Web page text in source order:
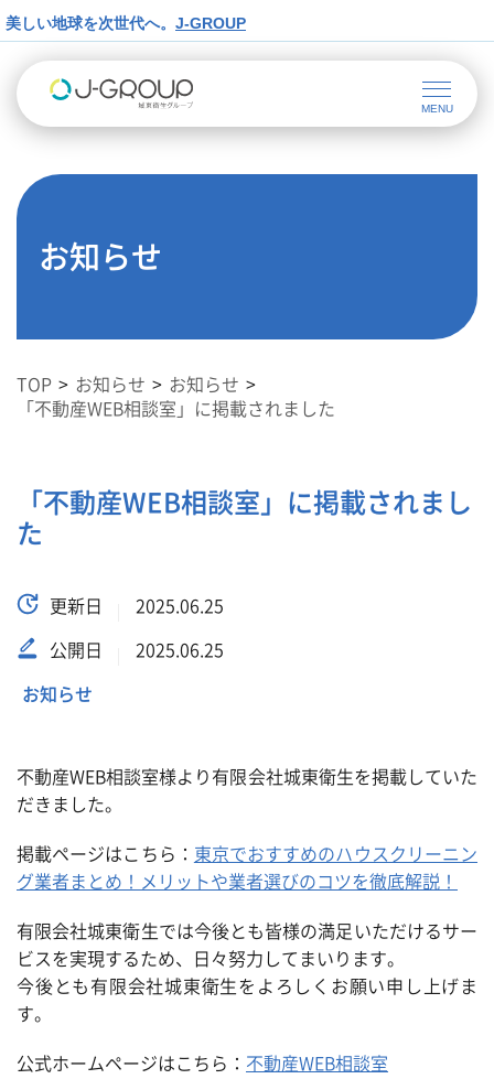
美しい地球を次世代へ。 J-GROUP
お知らせ
TOP お知らせ
お知らせ
「不動産WEB相談室」に掲載されました
「不動産WEB相談室」に掲載されまし
た
更新日 2025.06.25
公開日 2025.06.25
お知らせ
不動産WEB相談室様より有限会社城東衛生を掲載していた
だきました。
掲載ページはこちら： 東京でおすすめのハウスクリーニン
グ業者まとめ！
メリットや業者選びのコツを徹底解説！
有限会社城東衛生では今後とも皆様の満足いただけるサー
ビスを実現するため、日々努力してまいります。
今後とも有限会社城東衛生をよろしくお願い申し上げま
す。
公式ホームページはこちら： 不動産WEB相談室